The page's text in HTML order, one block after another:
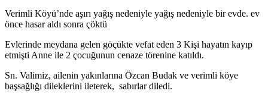
Verimli Köyü’nde aşırı yağış nedeniyle yağış nedeniyle bir evde. ev
önce hasar aldı sonra çöktü
Evlerinde meydana gelen göçükte vefat eden 3 Kişi hayatın kayıp
etmişti Anne ile 2 çocuğunun cenaze törenine katıldı.
Sn. Valimiz, ailenin yakınlarına Özcan Budak ve verimli köye
başsağlığı dileklerini ileterek, sabırlar diledi.